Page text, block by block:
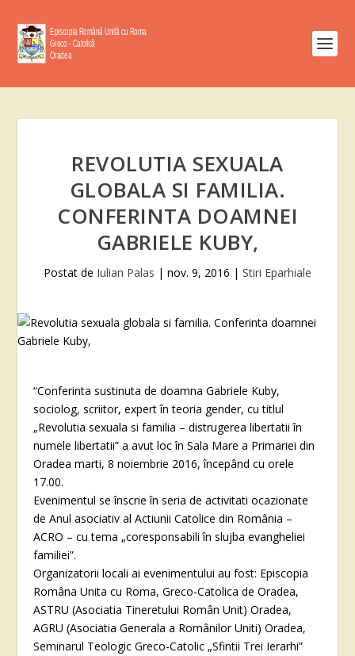
REVOLUTIA SEXUALA
GLOBALA SI FAMILIA.
CONFERINTA DOAMNEI
GABRIELE KUBY,
Postat de Iulian Palas | nov. 9, 2016 | Stiri Eparhiale
“Conferinta sustinuta de doamna Gabriele Kuby,
sociolog, scriitor, expert în teoria gender, cu titlul
„Revolutia sexuala si familia – distrugerea libertatii în
numele libertatii” a avut loc în Sala Mare a Primariei din
Oradea marti, 8 noiembrie 2016, începând cu orele
17.00.
Evenimentul se înscrie în seria de activitati ocazionate
de Anul asociativ al Actiunii Catolice din România –
ACRO – cu tema „coresponsabili în slujba evangheliei
familiei”.
Organizatorii locali ai evenimentului au fost: Episcopia
Româna Unita cu Roma, Greco-Catolica de Oradea,
ASTRU (Asociatia Tineretului Român Unit) Oradea,
AGRU (Asociatia Generala a Românilor Uniti) Oradea,
Seminarul Teologic Greco-Catolic „Sfintii Trei Ierarhi”